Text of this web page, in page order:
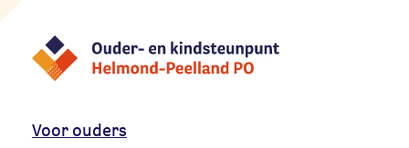
Voor ouders